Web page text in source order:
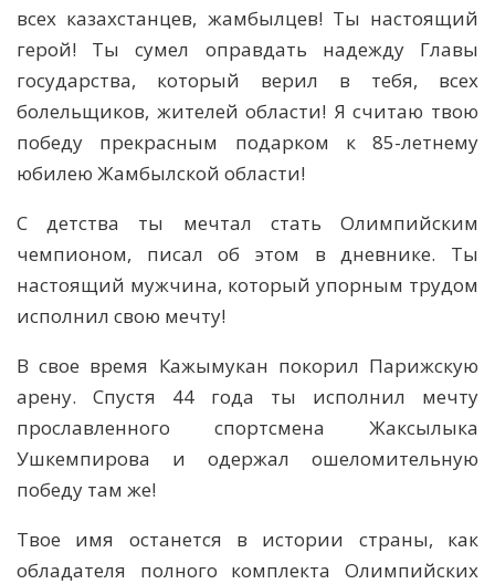
всех казахстанцев, жамбылцев! Ты настоящий
герой! Ты сумел оправдать надежду Главы
государства, который верил в тебя, всех
болельщиков, жителей области! Я считаю твою
победу прекрасным подарком к 85-летнему
юбилею Жамбылской области!
С детства ты мечтал стать Олимпийским
чемпионом, писал об этом в дневнике. Ты
настоящий мужчина, который упорным трудом
исполнил свою мечту!
В свое время Кажымукан покорил Парижскую
арену. Спустя 44 года ты исполнил мечту
прославленного спортсмена Жаксылыка
Ушкемпирова и одержал ошеломительную
победу там же!
Твое имя останется в истории страны, как
обладателя полного комплекта Олимпийских